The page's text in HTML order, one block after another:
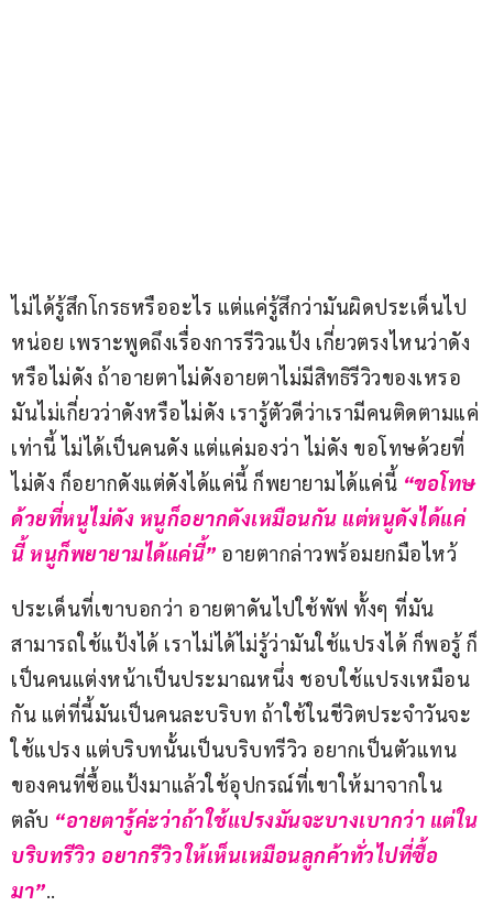
ไม่ได้รู้สึกโกรธหรืออะไร แต่แค่รู้สึกว่ามันผิดประเด็นไป
หน่อย เพราะพูดถึงเรื่องการรีวิวแป้ง เกี่ยวตรงไหนว่าดัง
หรือไม่ดัง ถ้าอายตาไม่ดังอายตาไม่มีสิทธิรีวิวของเหรอ
มันไม่เกี่ยวว่าดังหรือไม่ดัง เรารู้ตัวดีว่าเรามีคนติดตามแค่
เท่านี้ ไม่ได้เป็นคนดัง แต่แค่มองว่า ไม่ดัง ขอโทษด้วยที่
ไม่ดัง ก็อยากดังแต่ดังได้แค่นี้ ก็พยายามได้แค่นี้ “ขอโทษ
ด้วยที่หนูไม่ดัง หนูก็อยากดังเหมือนกัน แต่หนูดังได้แค่
นี้ หนูก็พยายามได้แค่นี้” อายตากล่าวพร้อมยกมือไหว้
ประเด็นที่เขาบอกว่า อายตาดันไปใช้พัฟ ทั้งๆ ที่มัน
สามารถใช้แป้งได้ เราไม่ได้ไม่รู้ว่ามันใช้แปรงได้ ก็พอรู้ ก็
เป็นคนแต่งหน้าเป็นประมาณหนึ่ง ชอบใช้แปรงเหมือน
กัน แต่ที่นี้มันเป็นคนละบริบท ถ้าใช้ในชีวิตประจำวันจะ
ใช้แปรง แต่บริบทนั้นเป็นบริบทรีวิว อยากเป็นตัวแทน
ของคนที่ซื้อแป้งมาแล้วใช้อุปกรณ์ที่เขาให้มาจากใน
ตลับ “อายตารู้ค่ะว่าถ้าใช้แปรงมันจะบางเบากว่า แต่ใน
บริบทรีวิว อยากรีวิวให้เห็นเหมือนลูกค้าทั่วไปที่ซื้อ
มา”..